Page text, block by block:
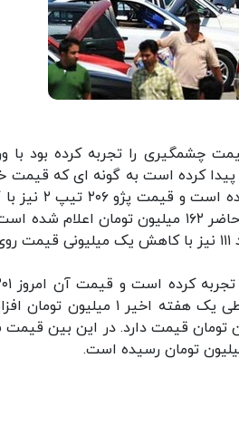
چشمگیری را تجربه کرده بود
تومان کاهش پیدا کرده است و قیمت این خودرو در حال حاضر
است و مدل دیگر آن در حال حاضر ۱۹۱ میلیون تومان قیمت